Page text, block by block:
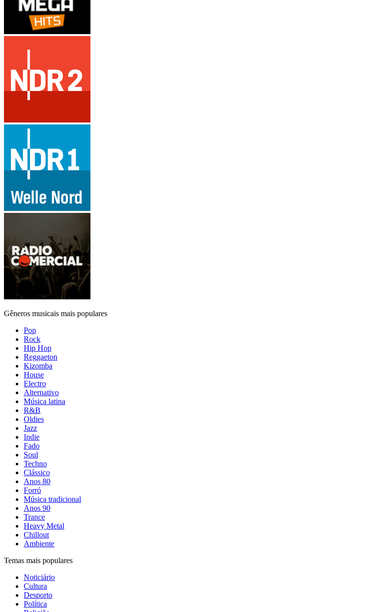
Gêneros musicais mais populares
Pop
Rock
Hip Hop
Reggaeton
Kizomba
House
Electro
Alternativo
Música latina
R&B
Oldies
Jazz
Indie
Fado
Soul
Techno
Clássico
Anos 80
Forró
Música tradicional
Anos 90
Trance
Heavy Metal
Chillout
Ambiente
Temas mais populares
Noticiário
Cultura
Desporto
Política